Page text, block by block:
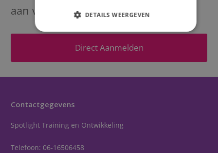
aan voor een van onze trainingen!
Direct Aanmelden
Contactgegevens
Spotlight Training en Ontwikkeling
Telefoon:06-16506458
DETAILS WEERGEVEN